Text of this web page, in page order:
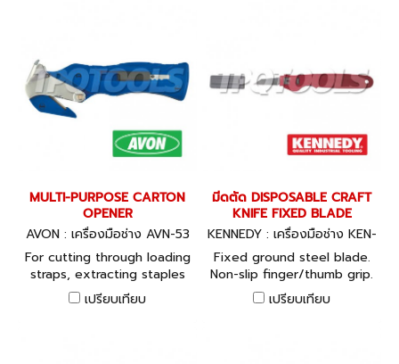
MULTI-PURPOSE CARTON
OPENER
AVON : เครื่องมือช่าง AVN-53
7-0030K
For cutting through loading
straps, extracting staples
and slitting tape without
damaging the contents. In-
เปรียบเทียบ
มีดตัด DISPOSABLE CRAFT
KNIFE FIXED BLADE
KENNEDY : เครื่องมือช่าง KEN-
537-0070K
Fixed ground steel blade.
Non-slip finger/thumb grip.
Ideal for industrial use,
modelling and craft work.
เปรียบเทียบ